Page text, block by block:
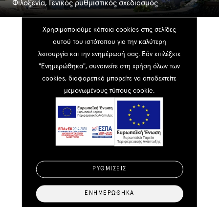
Φιλοξενία, Γενικός ρυθμιστικός σχεδιασμός
Δεν αρχίζουμε έχοντας έτοιμες
απαντήσεις. Αρχίζουμε
θέτοντας τις σωστές
ερωτήσεις. Επικοινωνήστε
μαζί μας για οποιαδήποτε
απορία σας ή αν χρειάζεστε
λύσεις για το έργο σας.
Επικοινωνία
Χρησιμοποιούμε κάποια cookies στις σελίδες
αυτού του ιστότοπου για την καλύτερη
λειτουργία και την ενημέρωσή σας. Εάν επιλέξετε
"Ενημερώθηκα", συναινείτε στη χρήση όλων των
cookies, διαφορετικά μπορείτε να αποδεχτείτε
μεμονωμένους τύπους cookie.
ΡΥΘΜΊΣΕΙΣ
ΕΝΗΜΕΡΏΘΗΚΑ